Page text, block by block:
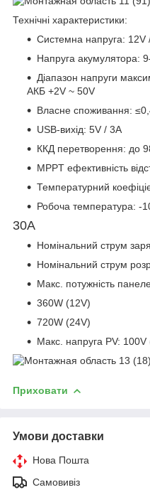
Технічні характеристики:
Системна напруга: 12V
Напруга акумулятора:
Діапазон напруги
АКБ +2V ~ 50V
Власне споживання:
USB-вихід: 5V / 3A
ККД перетворення: до
MPPT ефективність
Температурний
Робоча температура:
30A
Номінальний струм
Номінальний струм
Макс. потужність
360W (12V)
720W (24V)
Макс. напруга PV: 100V
Приховати
Умови доставки
Нова Пошта
Самовивіз